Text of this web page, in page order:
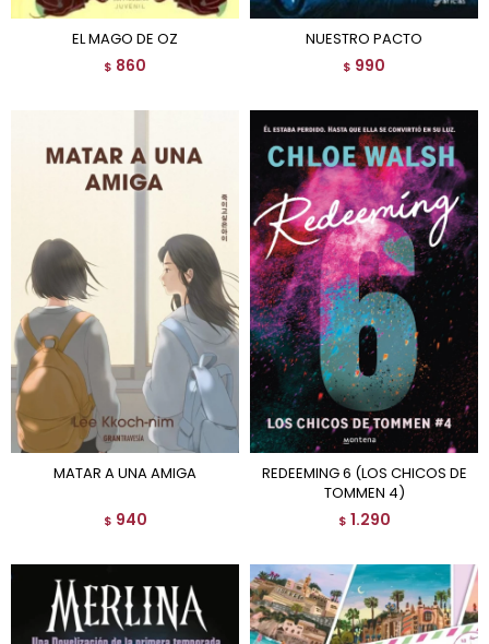
EL MAGO DE OZ
$ 860
NUESTRO PACTO
$ 990
MATAR A UNA AMIGA
$ 940
REDEEMING 6 (LOS CHICOS DE
TOMMEN 4)
$ 1.290